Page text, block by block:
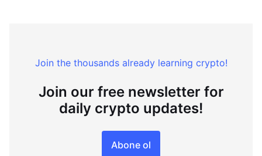
Join the thousands already learning crypto!
Join our free newsletter for
daily crypto updates!
Abone ol